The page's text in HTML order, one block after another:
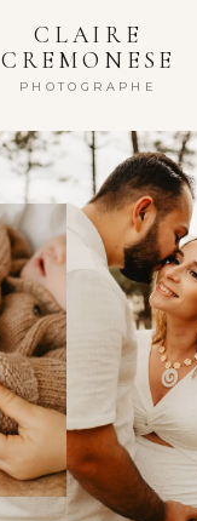
CLAIRE
CREMONESE
PHOTOGRAPHE